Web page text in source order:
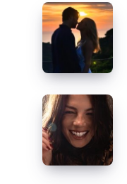
Michelle
Hunziker
e
Berruti
allo
scoperto
Emma
Marrone
e
l’amicizia
costruita